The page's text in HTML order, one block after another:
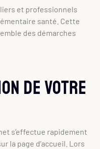
et professionnels
santé. Cette
des démarches
de votre
s’effectue rapidement
la page d’accueil. Lors